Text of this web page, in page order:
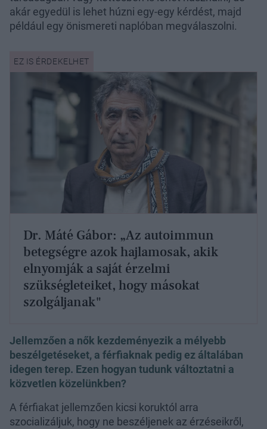
akár egyedül is lehet húzni egy-egy kérdést, majd
például egy önismereti naplóban megválaszolni.
Dr. Máté Gábor: „Az autoimmun
betegségre azok hajlamosak, akik
elnyomják a saját érzelmi
szükségleteiket, hogy másokat
szolgáljanak"
Jellemzően a nők kezdeményezik a mélyebb
beszélgetéseket, a férfiaknak pedig ez általában
idegen terep. Ezen hogyan tudunk változtatni a
közvetlen közelünkben?
A férfiakat jellemzően kicsi koruktól arra
szocializáljuk, hogy ne beszéljenek az érzéseikről,